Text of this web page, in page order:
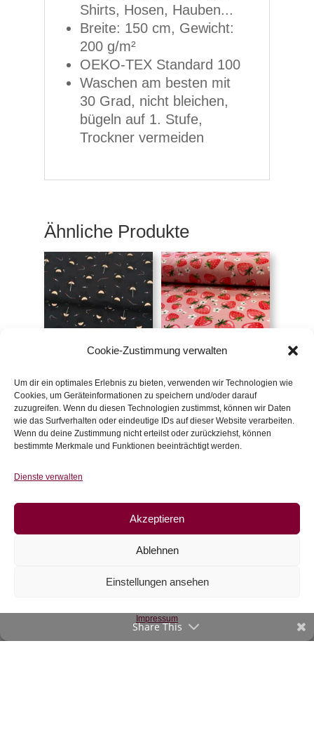
Cookie-Zustimmung verwalten
Um dir ein optimales Erlebnis zu bieten, verwenden wir Technologien wie
Cookies, um Geräteinformationen zu speichern und/oder darauf
zuzugreifen. Wenn du diesen Technologien zustimmst, können wir Daten
wie das Surfverhalten oder eindeutige IDs auf dieser Website verarbeiten.
Wenn du deine Zustimmung nicht erteilst oder zurückziehst, können
bestimmte Merkmale und Funktionen beeinträchtigt werden.
Dienste verwalten
Akzeptieren
Ablehnen
Einstellungen ansehen
Impressum
Shirts, Hosen, Hauben...
Breite: 150 cm, Gewicht:
200 g/m²
OEKO-TEX Standard 100
Waschen am besten mit
30 Grad, nicht bleichen,
bügeln auf 1. Stufe,
Trockner vermeiden
Ähnliche Produkte
€16,90/m
inkl. 20 % MwSt.
Zur Wunschliste
Erdbeeren, rosa
€16,90 /m
inkl. 20 % MwSt.
Jersey Zahnräder
Share This